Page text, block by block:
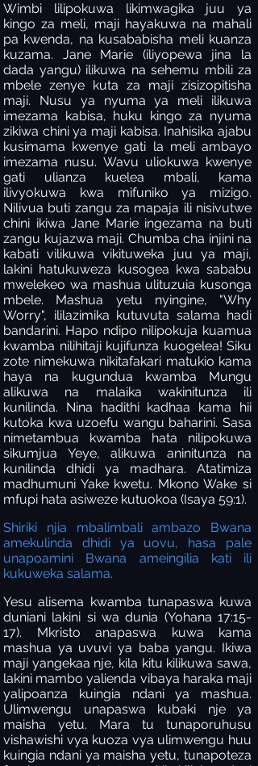
Wimbi lilipokuwa likimwagika juu ya
kingo za meli, maji hayakuwa na mahali
pa kwenda, na kusababisha meli kuanza
kuzama. Jane Marie (iliyopewa jina la
dada yangu) ilikuwa na sehemu mbili za
mbele zenye kuta za maji zisizopitisha
maji. Nusu ya nyuma ya meli ilikuwa
imezama kabisa, huku kingo za nyuma
zikiwa chini ya maji kabisa. Inahisika ajabu
kusimama kwenye gati la meli ambayo
imezama nusu. Wavu uliokuwa kwenye
gati ulianza kuelea mbali, kama
ilivyokuwa kwa mifuniko ya mizigo.
Nilivua buti zangu za mapaja ili nisivutwe
chini ikiwa Jane Marie ingezama na buti
zangu kujazwa maji. Chumba cha injini na
kabati vilikuwa vikituweka juu ya maji,
lakini hatukuweza kusogea kwa sababu
mwelekeo wa mashua ulituzuia kusonga
mbele. Mashua yetu nyingine, "Why
Worry", ililazimika kutuvuta salama hadi
bandarini. Hapo ndipo nilipokuja kuamua
kwamba nilihitaji kujifunza kuogelea! Siku
zote nimekuwa nikitafakari matukio kama
haya na kugundua kwamba Mungu
alikuwa na malaika wakinitunza ili
kunilinda. Nina hadithi kadhaa kama hii
kutoka kwa uzoefu wangu baharini. Sasa
nimetambua kwamba hata nilipokuwa
sikumjua Yeye, alikuwa aninitunza na
kunilinda dhidi ya madhara. Atatimiza
madhumuni Yake kwetu. Mkono Wake si
mfupi hata asiweze kutuokoa (Isaya 59:1).
Shiriki njia mbalimbali ambazo Bwana
amekulinda dhidi ya uovu, hasa pale
unapoamini Bwana ameingilia kati ili
kukuweka salama.
Yesu alisema kwamba tunapaswa kuwa
duniani lakini si wa dunia (Yohana 17:15-
17). Mkristo anapaswa kuwa kama
mashua ya uvuvi ya baba yangu. Ikiwa
maji yangekaa nje, kila kitu kilikuwa sawa,
lakini mambo yalienda vibaya haraka maji
yalipoanza kuingia ndani ya mashua.
Ulimwengu unapaswa kubaki nje ya
maisha yetu. Mara tu tunaporuhusu
vishawishi vya kuoza vya ulimwengu huu
kuingia ndani ya maisha yetu, tunapoteza